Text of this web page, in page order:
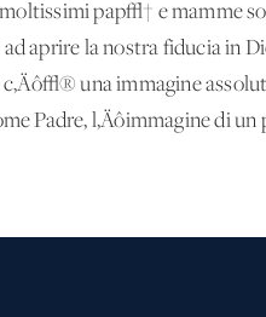
pap√† e mamme
aprire la nostra fiducia in
una immagine
Padre, l‚Äôimmagine di un